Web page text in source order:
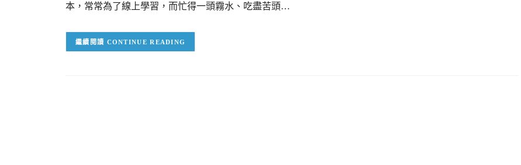
本，常常為了線上學習，而忙得一頭霧水、吃盡苦頭…
CONTINUE READING